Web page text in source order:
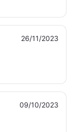
26/11/2023
09/10/2023